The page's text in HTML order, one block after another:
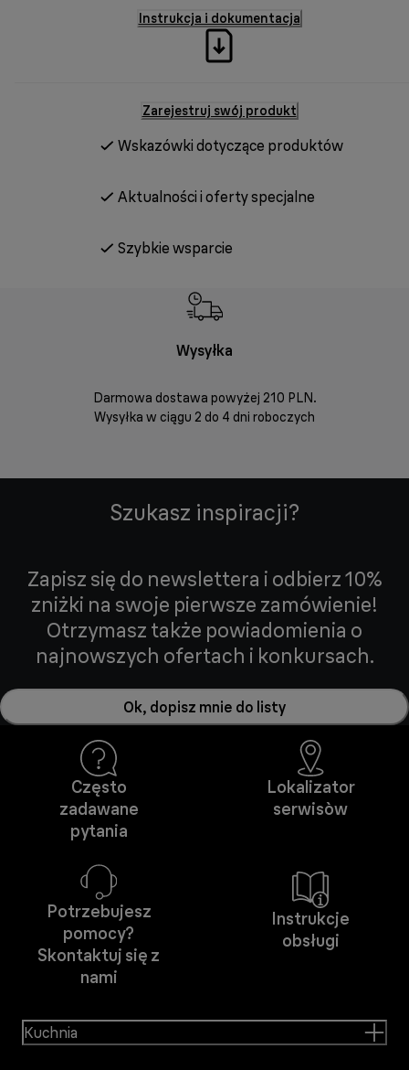
Instrukcja i dokumentacja
Zarejestruj swój produkt
Wskazówki dotyczące produktów
Aktualności i oferty specjalne
Szybkie wsparcie
Wysyłka
Darmowa dostawa powyżej 210 PLN.
Wysyłka w ciągu 2 do 4 dni roboczych
Szukasz inspiracji?
Zapisz się do newslettera i odbierz 10%
zniżki na swoje pierwsze zamówienie!
Otrzymasz także powiadomienia o
najnowszych ofertach i konkursach.
Ok, dopisz mnie do listy
Często
zadawane
pytania
Lokalizator
serwisòw
Potrzebujesz
pomocy?
Skontaktuj się z
nami
Instrukcje
obsługi
Kuchnia